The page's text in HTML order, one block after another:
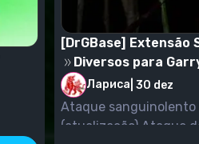
[DrGBase] Extensão
Diversos para
Лариса 30 dez
Ataque sanguinolento
(atualização) Ataque